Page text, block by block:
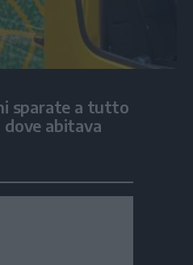
sparate a tutto
dove abitava